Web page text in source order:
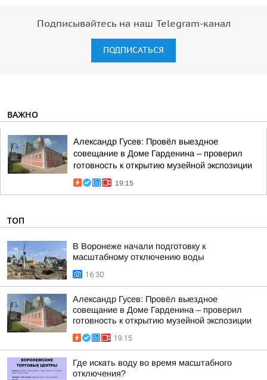
Подписывайтесь на наш Telegram-канал
ПОДПИСАТЬСЯ
ВАЖНО
Александр Гусев: Провёл выездное
совещание в Доме Гарденина – проверил
готовность к открытию музейной экспозиции
19:15
ТОП
В Воронеже начали подготовку к
масштабному отключению воды
16:30
Александр Гусев: Провёл выездное
совещание в Доме Гарденина – проверил
готовность к открытию музейной экспозиции
19:15
Где искать воду во время масштабного
отключения?